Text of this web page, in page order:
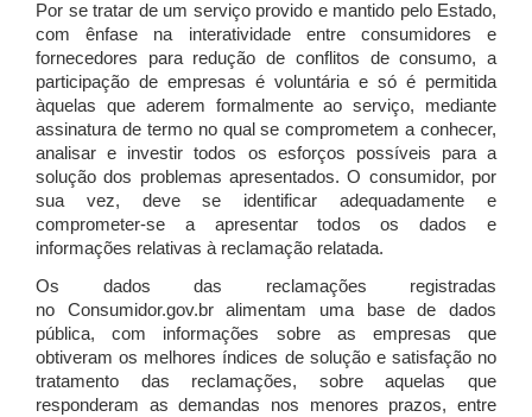
Por se tratar de um serviço provido e mantido pelo Estado,
com ênfase na interatividade entre consumidores e
fornecedores para redução de conflitos de consumo, a
participação de empresas é voluntária e só é permitida
àquelas que aderem formalmente ao serviço, mediante
assinatura de termo no qual se comprometem a conhecer,
analisar e investir todos os esforços possíveis para a
solução dos problemas apresentados. O consumidor, por
sua vez, deve se identificar adequadamente e
comprometer-se a apresentar todos os dados e
informações relativas à reclamação relatada.
Os dados das reclamações registradas
no Consumidor.gov.br alimentam uma base de dados
pública, com informações sobre as empresas que
obtiveram os melhores índices de solução e satisfação no
tratamento das reclamações, sobre aquelas que
responderam as demandas nos menores prazos, entre